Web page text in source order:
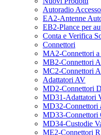
Autoradio
EA2-Antenne
EB2-Plance per
Conta e Verifica
Connettori
MA2-Connettori a
MB2-Connettori
MC2-Connettori
Adattatori AV
MD2-Connettori
MD31-Adattatori
MD32-Connettori
MD33-Connettori
MD34-Custodie
ME2-Connettori